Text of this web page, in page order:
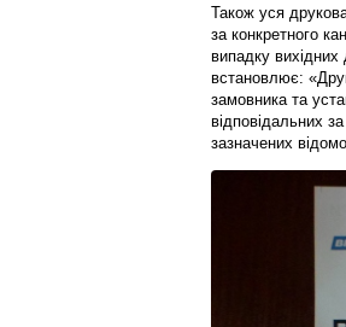
Також уся
за конкретного
випадку
встановлює:
замовника та
відповідальних
зазначених